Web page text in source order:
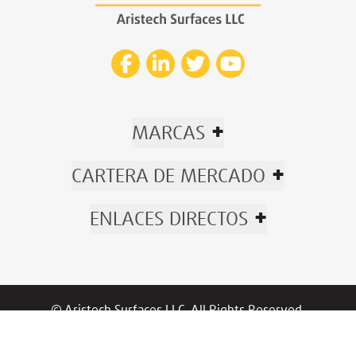
MARCAS +
CARTERA DE MERCADO +
ENLACES DIRECTOS +
© Aristech Surfaces LLC. All Rights Reserved.